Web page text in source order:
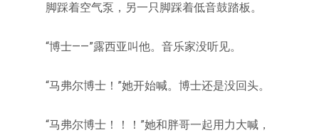
脚踩着空气泵，另一只脚踩着低音鼓踏板。
“博士——”露西亚叫他。音乐家没听见。
“马弗尔博士！”她开始喊。博士还是没回头。
“马弗尔博士！！！”她和胖哥一起用力大喊，